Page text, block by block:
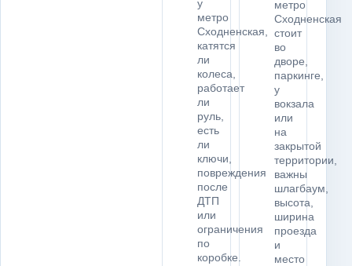
у
метро
Сходненская,
катятся
ли
колеса,
работает
ли
руль,
есть
ли
ключи,
повреждения
после
ДТП
или
ограничения
по
коробке.
метро
Сходненская
стоит
во
дворе,
паркинге,
у
вокзала
или
на
закрытой
территории,
важны
шлагбаум,
высота,
ширина
проезда
и
место